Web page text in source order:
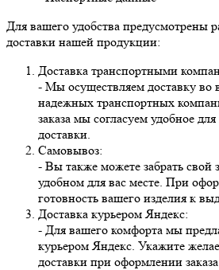
Для вашего удобства предусмотрены
доставки нашей продукции:
Доставка транспортными
- Мы осуществляем доставку во
надежных транспортных
заказа мы согласуем удобное
доставки.
Самовывоз:
- Вы также можете забрать свой
удобном для вас месте. При
готовность вашего изделия к
Доставка курьером Яндекс:
- Для вашего комфорта мы
курьером Яндекс. Укажите
доставки при оформлении заказа.